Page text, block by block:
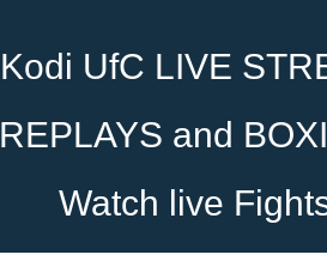
Kodi UfC LIVE
REPLAYS and
Watch live